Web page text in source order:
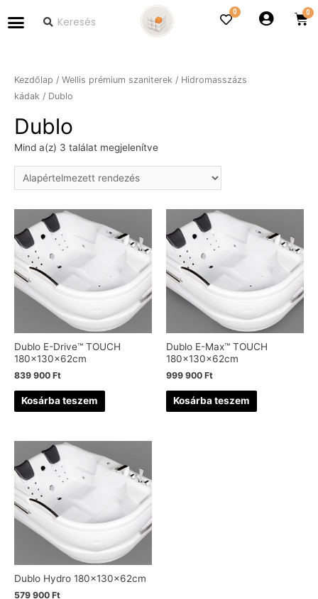
0
Kezdőlap / Wellis prémium szaniterek / Hidromasszázs
kádak / Dublo
Dublo
Mind a(z) 3 találat megjelenítve
Dublo E-Drive™ TOUCH
180x130x62cm
839 900 Ft
Kosárba teszem
Dublo E-Max™ TOUCH
180x130x62cm
999 900 Ft
Kosárba teszem
Dublo Hydro 180x130x62cm
579 900 Ft